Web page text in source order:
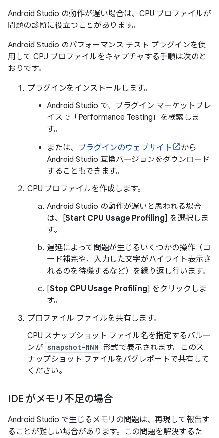
Android Studio の動作が遅い場合は、CPU プロファイルが
問題の診断に役立つことがあります。
Android Studio のパフォーマンス テスト プラグインを使
用して CPU プロファイルをキャプチャする手順は次のと
おりです。
プラグインをインストールします。
Android Studio で、プラグイン マーケットプレ
イスで「Performance Testing」を検索しま
す。
または、 プラグインのウェブサイト
から
Android Studio 互換バージョンをダウンロード
することもできます。
CPU プロファイルを作成します。
Android Studio の動作が遅いと思われる場合
は、[Start CPU Usage Profiling] を選択しま
す。
遅延によって問題が生じるいくつかの操作（コ
ード補完や、入力した文字がハイライト表示さ
れるのを待機するなど）を繰り返し行います。
[Stop CPU Usage Profiling] をクリックしま
す。
プロファイル ファイルを共有します。
CPU スナップショット ファイル名を指定するバルー
ンが snapshot-NNN 形式で表示されます。このス
ナップショット ファイルをバグレポートで共有して
ください。
IDE がメモリ不足の場合
Android Studio で生じるメモリの問題は、再現して報告す
ることが難しい場合があります。この問題を解決するた